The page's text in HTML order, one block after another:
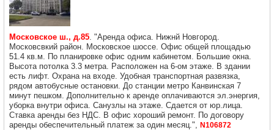
Московское ш., д.85. "Аренда офиса. Нижнй Новгород.
Московсвкий район. Московское шоссе. Офис общей площадью
51.4 кв.м. По планировке офис одним кабинетом. Большие окна.
Высота потолка 3.3 метра. Расположен на 6-ом этаже. В здании
есть лифт. Охрана на входе. Удобная транспортная развязка,
рядом автобусные остановки. До станции метро Канвинская 7
минут пешком. Дополнительно к аренде оплачиваются эл.энергия,
уборка внутри офиса. Санузлы на этаже. Сдается от юр.лица.
Ставка аренды без НДС. В офис хороший ремонт. По договору
аренды обеспечительный платеж за один месяц.", N106872